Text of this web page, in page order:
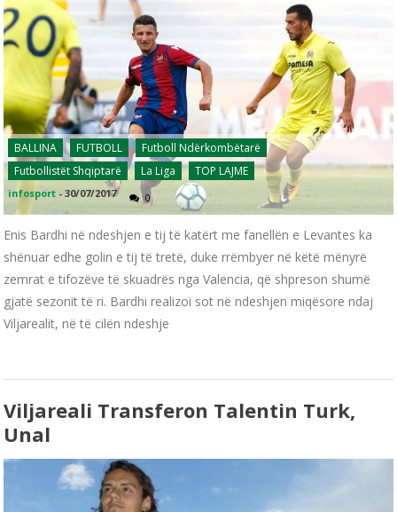
BALLINA FUTBOLL
Futboll Ndërkombëtarë
Futbollistët Shqiptarë
La Liga TOP LAJME
infosport -30/07/2017 0
Enis Bardhi në ndeshjen e tij të katërt me fanellën e Levantes ka
shënuar edhe golin e tij të tretë, duke rrëmbyer në këtë mënyrë
zemrat e tifozëve të skuadrës nga Valencia, që shpreson shumë
gjatë sezonit të ri. Bardhi realizoi sot në ndeshjen miqësore ndaj
Viljarealit, në të cilën ndeshje
Viljareali Transferon Talentin Turk,
Unal